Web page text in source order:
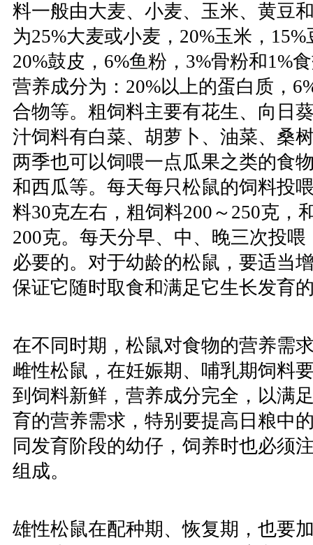
料一般由大麦、小麦、玉米、黄豆
为25%大麦或小麦，20%玉米，
20%鼓皮，6%鱼粉，3%骨粉和1%
营养成分为：20%以上的蛋白质，
合物等。粗饲料主要有花生、向日
汁饲料有白菜、胡萝卜、油菜、桑
两季也可以饲喂一点瓜果之类的食
和西瓜等。每天每只松鼠的饲料投
料30克左右，粗饲料200～250克，
200克。每天分早、中、晚三次投
必要的。对于幼龄的松鼠，要适当
保证它随时取食和满足它生长发育
在不同时期，松鼠对食物的营养需
雌性松鼠，在妊娠期、哺乳期饲料
到饲料新鲜，营养成分完全，以满
育的营养需求，特别要提高日粮中
同发育阶段的幼仔，饲养时也必须
组成。
雄性松鼠在配种期、恢复期，也要